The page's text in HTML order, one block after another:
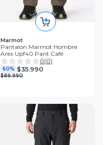
Marmot
Pantalon Marmot Hombre
Arex Upf40 Pant Café
0(0)
60% $35.990
$89.990